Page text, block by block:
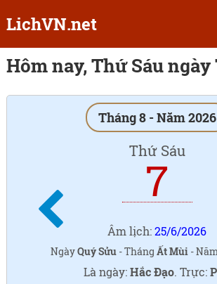
LichVN.net
Hôm nay, Thứ Sáu ngày
Tháng 8 - Năm 2026
Thứ Sáu
7
Âm lịch:25/6/2026
NgàyQuý Sửu- Tháng Ất Mùi-
Là ngày:Hắc Đạo. Trực: